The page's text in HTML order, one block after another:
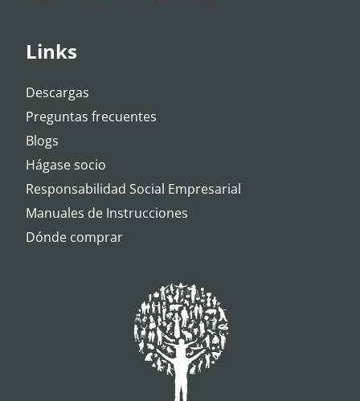
Links
Descargas
Preguntas frecuentes
Blogs
Hágase socio
Responsabilidad Social Empresarial
Manuales de Instrucciones
Dónde comprar